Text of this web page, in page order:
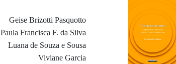
Geise Brizotti Pasquotto
Paula Francisca F. da Silva
Luana de Souza e Sousa
Viviane Garcia